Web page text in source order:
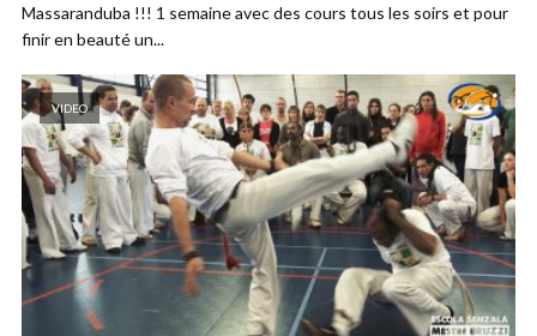
Massaranduba !!! 1 semaine avec des cours tous les soirs et pour
finir en beauté un...
VIDEO